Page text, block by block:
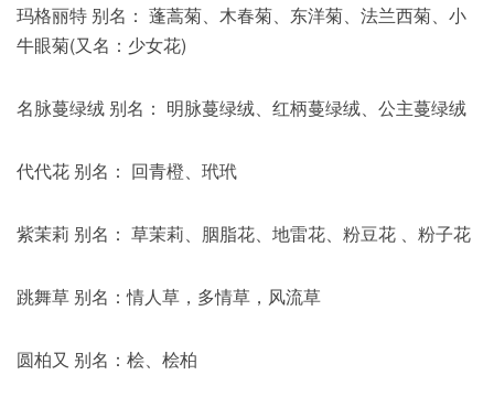
玛格丽特 别名： 蓬蒿菊、木春菊、东洋菊、法兰西菊、小
牛眼菊(又名：少女花)
名脉蔓绿绒 别名： 明脉蔓绿绒、红柄蔓绿绒、公主蔓绿绒
代代花 别名： 回青橙、玳玳
紫茉莉 别名： 草茉莉、胭脂花、地雷花、粉豆花 、粉子花
跳舞草 别名：情人草，多情草，风流草
圆柏又 别名：桧、桧柏